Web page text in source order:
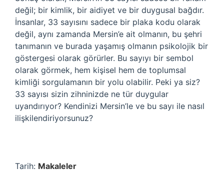
değil; bir kimlik, bir aidiyet ve bir duygusal bağdır.
İnsanlar, 33 sayısını sadece bir plaka kodu olarak
değil, aynı zamanda Mersin’e ait olmanın, bu şehri
tanımanın ve burada yaşamış olmanın psikolojik bir
göstergesi olarak görürler. Bu sayıyı bir sembol
olarak görmek, hem kişisel hem de toplumsal
kimliği sorgulamanın bir yolu olabilir. Peki ya siz?
33 sayısı sizin zihninizde ne tür duygular
uyandırıyor? Kendinizi Mersin’le ve bu sayı ile nasıl
ilişkilendiriyorsunuz?
Tarih: Makaleler